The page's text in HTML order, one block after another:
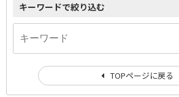
キーワードで絞り込む
TOPページに戻る